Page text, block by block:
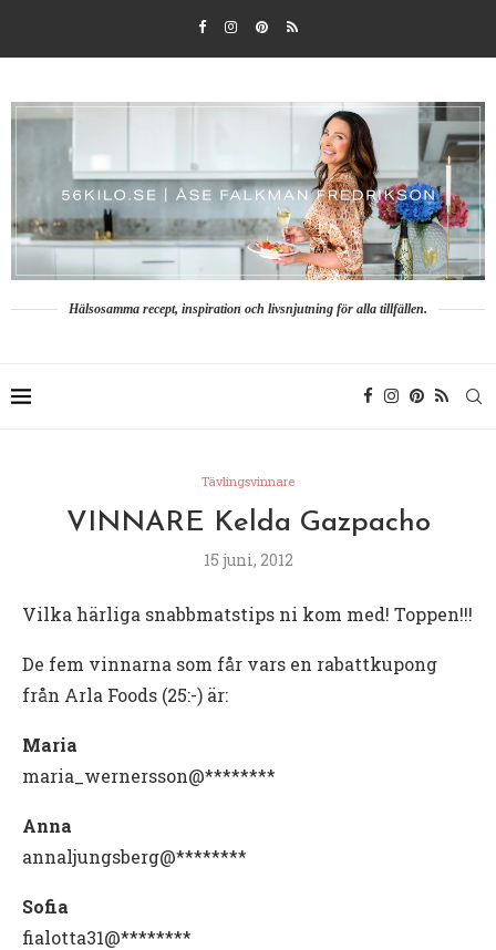
Hälsosamma recept, inspiration och livsnjutning för alla tillfällen.
Tävlingsvinnare
VINNARE Kelda Gazpacho
15 juni, 2012
Vilka härliga snabbmatstips ni kom med! Toppen!!!
De fem vinnarna som får vars en rabattkupong
från Arla Foods (25:-) är:
Maria
maria_wernersson@********
Anna
annaljungsberg@********
Sofia
fialotta31@********